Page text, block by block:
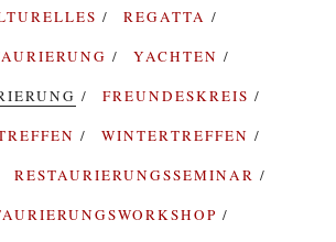
REGATTA
YACHTEN
FREUNDESKREIS
WINTERTREFFEN
RESTAURIERUNGSSEMINAR